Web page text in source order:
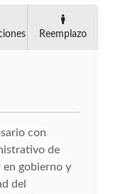
Reemplazo
con
de
gobierno y
del